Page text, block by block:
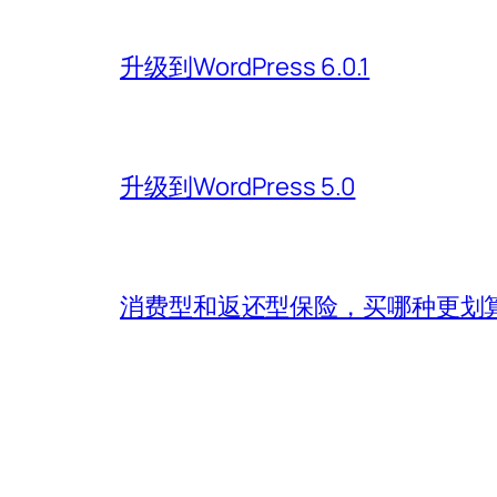
升级到WordPress 6.0.1
升级到WordPress 5.0
消费型和返还型保险，买哪种更划